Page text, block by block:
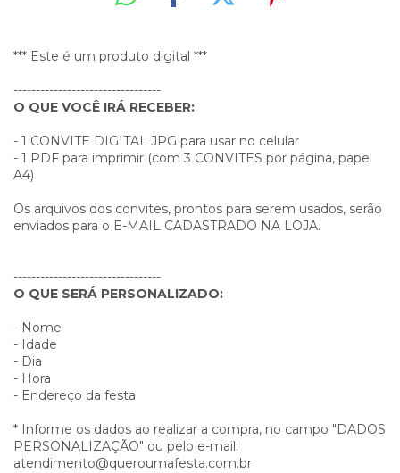
*** Este é um produto digital ***
---------------------------------
O QUE VOCÊ IRÁ RECEBER:
- 1 CONVITE DIGITAL JPG para usar no celular
- 1 PDF para imprimir (com 3 CONVITES por página, papel
A4)
Os arquivos dos convites, prontos para serem usados, serão
enviados para o E-MAIL CADASTRADO NA LOJA.
---------------------------------
O QUE SERÁ PERSONALIZADO:
- Nome
- Idade
- Dia
- Hora
- Endereço da festa
* Informe os dados ao realizar a compra, no campo "DADOS
PERSONALIZAÇÃO" ou pelo e-mail:
atendimento@queroumafesta.com.br